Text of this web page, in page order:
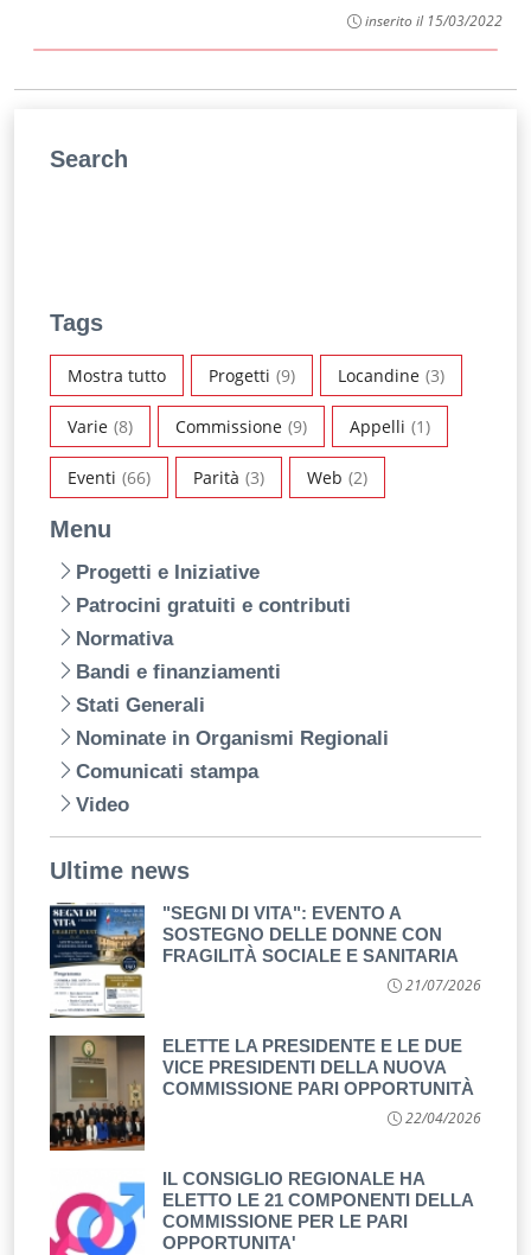
inserito il 15/03/2022
Search
Tags
Mostra tutto Progetti (9) Locandine (3)
Varie (8) Commissione (9) Appelli (1)
Eventi (66) Parità (3) Web (2)
Menu
Progetti e Iniziative
Patrocini gratuiti e contributi
Normativa
Bandi e finanziamenti
Stati Generali
Nominate in Organismi Regionali
Comunicati stampa
Video
Ultime news
"SEGNI DI VITA": EVENTO A
SOSTEGNO DELLE DONNE CON
FRAGILITÀ SOCIALE E SANITARIA
21/07/2026
ELETTE LA PRESIDENTE E LE DUE
VICE PRESIDENTI DELLA NUOVA
COMMISSIONE PARI OPPORTUNITÀ
22/04/2026
IL CONSIGLIO REGIONALE HA
ELETTO LE 21 COMPONENTI DELLA
COMMISSIONE PER LE PARI
OPPORTUNITA'